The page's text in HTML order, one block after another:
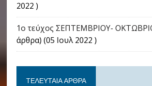
2022 )
1ο τεύχος ΣΕΠΤΕΜΒΡΙΟΥ-
άρθρα) (05 Ιουλ 2022 )
ΤΕΛΕΥΤΑΊΑ ΆΡΘΡΑ